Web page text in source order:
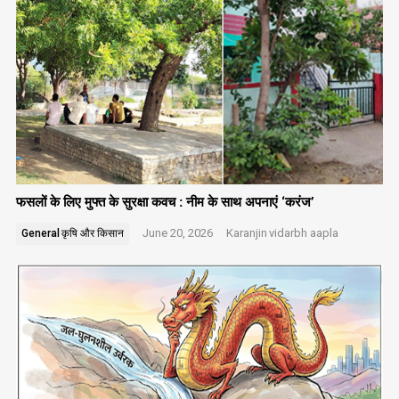
फसलों के लिए मुफ्त के सुरक्षा कवच : नीम के साथ अपनाएं ‘करंज’
General कृषि और किसान June 20, 2026 Karanjin vidarbh aapla